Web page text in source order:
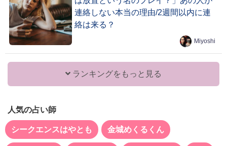
連絡しない本当の理由/2週間以内に連
絡は来る？
Miyoshi
ランキングをもっと見る
人気の占い師
シークエンスはやとも 金城めくるくん